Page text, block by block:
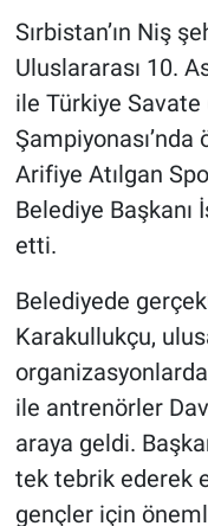
Sırbistan’ın Niş
Uluslararası 10.
ile Türkiye Savate
Arifiye Atılgan
Belediye Başkanı
etti.
Belediyede
Karakullukçu,
ile antrenörler
araya geldi.
tek tebrik ederek
gençler için